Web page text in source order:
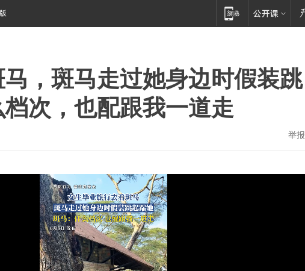
，斑马走过她身边时假装跳
次，也配跟我一道走
举报